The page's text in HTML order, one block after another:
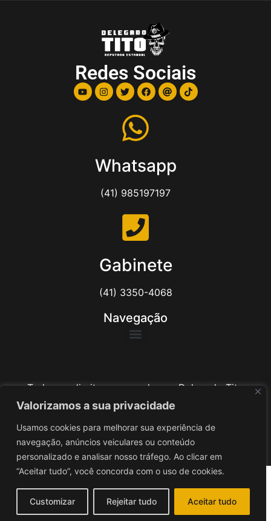
Valorizamos a sua privacidade
Usamos cookies para melhorar sua experiência de
navegação, anúncios veiculares ou conteúdo
personalizado e analisar nosso tráfego. Ao clicar em
“Aceitar tudo”, você concorda com o uso de cookies.
Customizar Rejeitar tudo Aceitar tudo
Redes Sociais
Whatsapp
(41) 985197197
Gabinete
(41) 3350-4068
Navegação
Todos os direitos reservados ao Delegado Tito
Barichello
Desenvolvido poriv3